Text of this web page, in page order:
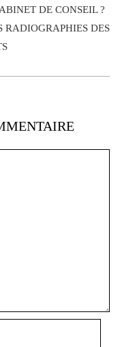
DE CONSEIL ?
RADIOGRAPHIES DES